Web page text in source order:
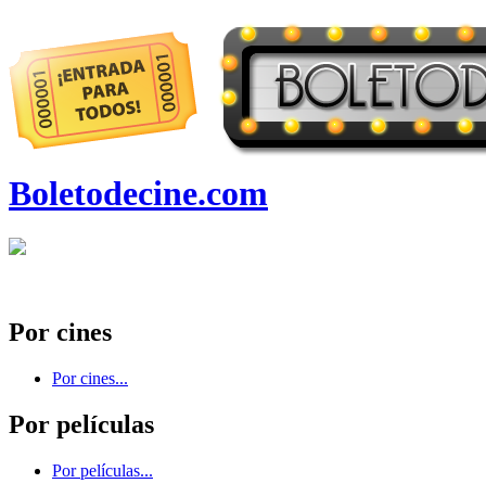
Boletodecine.com
Por cines
Por cines...
Por películas
Por películas...